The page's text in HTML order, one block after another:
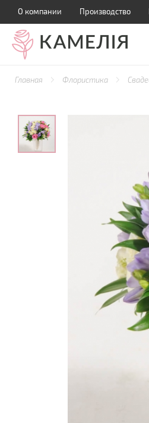
О компании Производство
Главная Флористика